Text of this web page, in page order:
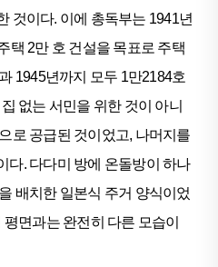
것이다. 이에 총독부는 1941년
택 2만 호 건설을 목표로 주택
1945년까지 모두 1만2184호
없는 서민을 위한 것이 아니
로 공급된 것이었고, 나머지를
다. 다다미 방에 온돌방이 하나
배치한 일본식 주거 양식이었
면과는 완전히 다른 모습이